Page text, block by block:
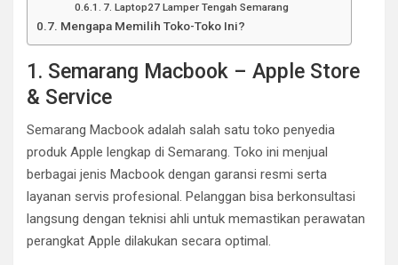
7. Laptop27 Lamper Tengah Semarang
Mengapa Memilih Toko-Toko Ini?
1. Semarang Macbook – Apple Store
& Service
Semarang Macbook adalah salah satu toko penyedia
produk Apple lengkap di Semarang. Toko ini menjual
berbagai jenis Macbook dengan garansi resmi serta
layanan servis profesional. Pelanggan bisa berkonsultasi
langsung dengan teknisi ahli untuk memastikan perawatan
perangkat Apple dilakukan secara optimal.